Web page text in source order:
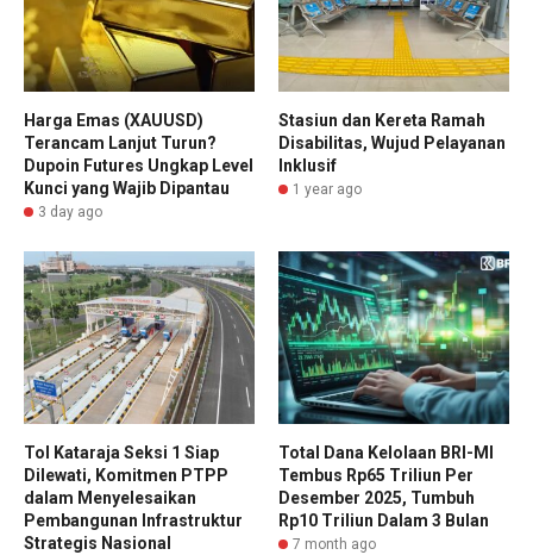
Harga Emas (XAUUSD)
Terancam Lanjut Turun?
Dupoin Futures Ungkap Level
Kunci yang Wajib Dipantau
3 day ago
Stasiun dan Kereta Ramah
Disabilitas, Wujud Pelayanan
Inklusif
1 year ago
Tol Kataraja Seksi 1 Siap
Dilewati, Komitmen PTPP
dalam Menyelesaikan
Pembangunan Infrastruktur
Strategis Nasional
Total Dana Kelolaan BRI-MI
Tembus Rp65 Triliun Per
Desember 2025, Tumbuh
Rp10 Triliun Dalam 3 Bulan
7 month ago